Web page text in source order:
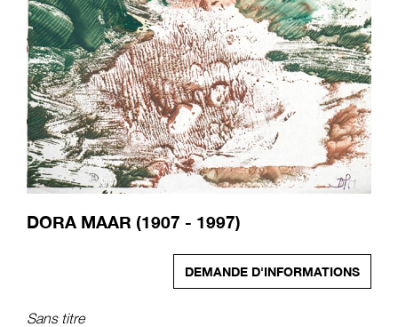
DORA MAAR (1907 - 1997)
DEMANDE D'INFORMATIONS
Sans titre